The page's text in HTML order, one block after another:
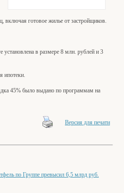
включая готовое жилье от застройщиков.
в размере 8 млн. рублей и 3
ипотеки.
45% было выдано по программам на
Версия для печати
по Группе превысил 6,5 млрд руб.